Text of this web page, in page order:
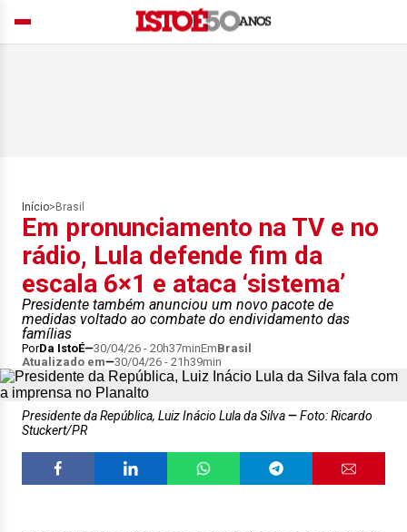
Início> Brasil
Em pronunciamento na TV e no
rádio, Lula defende fim da
escala 6×1 e ataca ‘sistema’
Presidente também anunciou um novo pacote de
medidas voltado ao combate do endividamento das
famílias
PorDa IstoÉ 30/04/26 - 20h37minEmBrasil
Atualizado em
30/04/26 - 21h39min
Presidente da República, Luiz Inácio Lula da Silva
Foto: Ricardo
Stuckert/PR